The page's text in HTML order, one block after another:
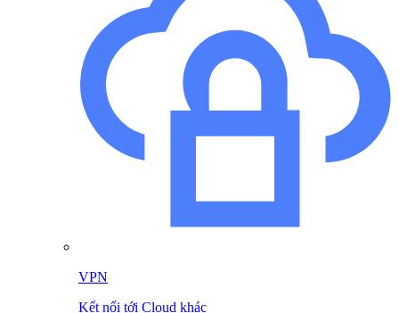
VPN
Kết nối tới Cloud khác